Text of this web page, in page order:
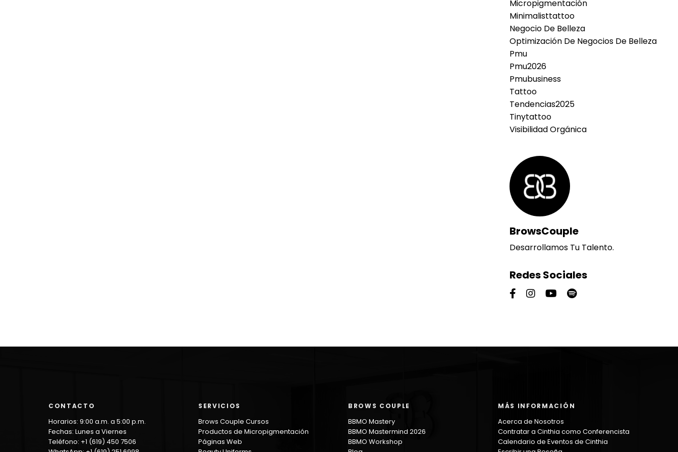
Micropigmentación
Minimalisttattoo
Negocio De Belleza
Optimización De Negocios De Belleza
Pmu
Pmu2026
Pmubusiness
Tattoo
Tendencias2025
Tinytattoo
Visibilidad Orgánica
BrowsCouple
Desarrollamos Tu Talento.
Redes Sociales
CONTACTO
Horarios: 9:00 a.m. a 5:00 p.m.
Fechas: Lunes a Viernes
Teléfono: +1 (619) 450 7506
SERVICIOS
Brows Couple Cursos
Productos de Micropigmentación
Páginas Web
BROWS COUPLE
BBMO Mastery
BBMO Mastermind 2026
BBMO Workshop
MÁS INFORMACIÓN
Acerca de Nosotros
Contratar a Cinthia como Conferencista
Calendario de Eventos de Cinthia